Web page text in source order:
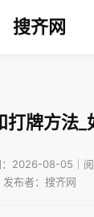
搜齐网
牌方法
：2026-08-05｜阅
发布者：搜齐网